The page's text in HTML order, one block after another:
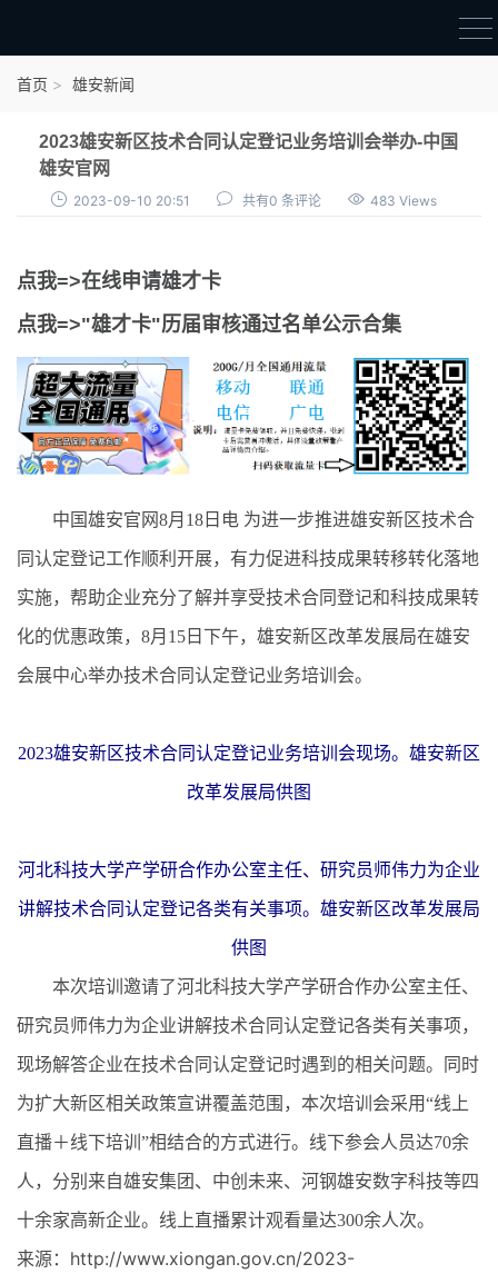
审核通过公示
首页 雄安新闻
2023雄安新区技术合同认定登记业务培训会举办-中国
雄安官网
2023-09-10 20:51 共有0 条评论 483 Views
点我=>在线申请雄才卡
点我=>"雄才卡"历届审核通过名单公示合集
中国雄安官网8月18日电 为进一步推进雄安新区技术合
同认定登记工作顺利开展，有力促进科技成果转移转化落地
实施，帮助企业充分了解并享受技术合同登记和科技成果转
化的优惠政策，8月15日下午，雄安新区改革发展局在雄安
会展中心举办技术合同认定登记业务培训会。
2023雄安新区技术合同认定登记业务培训会现场。雄安新区
改革发展局供图
河北科技大学产学研合作办公室主任、研究员师伟力为企业
讲解技术合同认定登记各类有关事项。雄安新区改革发展局
供图
本次培训邀请了河北科技大学产学研合作办公室主任、
研究员师伟力为企业讲解技术合同认定登记各类有关事项，
现场解答企业在技术合同认定登记时遇到的相关问题。同时
为扩大新区相关政策宣讲覆盖范围，本次培训会采用“线上
直播＋线下培训”相结合的方式进行。线下参会人员达70余
人，分别来自雄安集团、中创未来、河钢雄安数字科技等四
十余家高新企业。线上直播累计观看量达300余人次。
来源：http://www.xiongan.gov.cn/2023-